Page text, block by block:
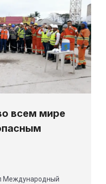
всем мире
Международный